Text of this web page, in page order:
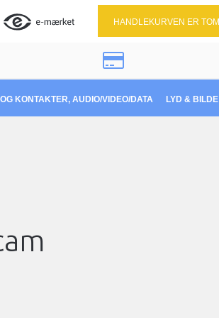
HANDLEKURVEN ER TOM
KONTAKTER, AUDIO/VIDEO/DATA LYD & BILDE